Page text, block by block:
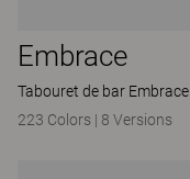
Embrace
Tabouret de bar Embrace
223 Colors | 8 Versions